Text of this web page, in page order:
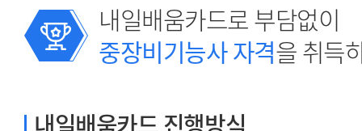
내일배움카드로 부담없이
중장비기능사 자격을 취득